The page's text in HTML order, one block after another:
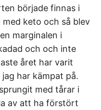
började finnas i
med keto och så blev
marginalen i
och och inte
året har varit
har kämpat på.
med tårar i
av att ha förstört